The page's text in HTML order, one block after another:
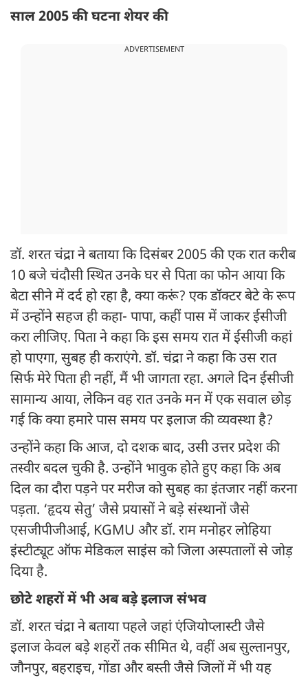
साल 2005 की घटना शेयर की
ADVERTISEMENT
डॉ. शरत चंद्रा ने बताया कि दिसंबर 2005 की एक रात करीब
10 बजे चंदौसी स्थित उनके घर से पिता का फोन आया कि
बेटा सीने में दर्द हो रहा है, क्या करूं? एक डॉक्टर बेटे के रूप
में उन्होंने सहज ही कहा- पापा, कहीं पास में जाकर ईसीजी
करा लीजिए. पिता ने कहा कि इस समय रात में ईसीजी कहां
हो पाएगा, सुबह ही कराएंगे. डॉ. चंद्रा ने कहा कि उस रात
सिर्फ मेरे पिता ही नहीं, मैं भी जागता रहा. अगले दिन ईसीजी
सामान्य आया, लेकिन वह रात उनके मन में एक सवाल छोड़
गई कि क्या हमारे पास समय पर इलाज की व्यवस्था है?
उन्होंने कहा कि आज, दो दशक बाद, उसी उत्तर प्रदेश की
तस्वीर बदल चुकी है. उन्होंने भावुक होते हुए कहा कि अब
दिल का दौरा पड़ने पर मरीज को सुबह का इंतजार नहीं करना
पड़ता. ‘हृदय सेतु’ जैसे प्रयासों ने बड़े संस्थानों जैसे
एसजीपीजीआई, KGMU और डॉ. राम मनोहर लोहिया
इंस्टीट्यूट ऑफ मेडिकल साइंस को जिला अस्पतालों से जोड़
दिया है.
छोटे शहरों में भी अब बड़े इलाज संभव
डॉ. शरत चंद्रा ने बताया पहले जहां एंजियोप्लास्टी जैसे
इलाज केवल बड़े शहरों तक सीमित थे, वहीं अब सुल्तानपुर,
जौनपुर, बहराइच, गोंडा और बस्ती जैसे जिलों में भी यह